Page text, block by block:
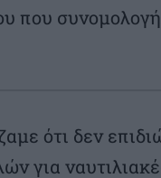
που
ότι δεν
για